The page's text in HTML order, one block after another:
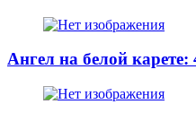
Ангел на белой карете: